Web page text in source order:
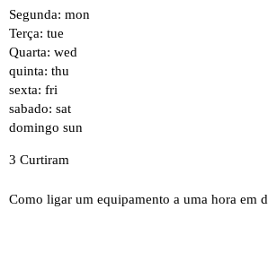
Segunda: mon
Terça: tue
Quarta: wed
quinta: thu
sexta: fri
sabado: sat
domingo sun
3 Curtiram
Como ligar um equipamento a uma hora em